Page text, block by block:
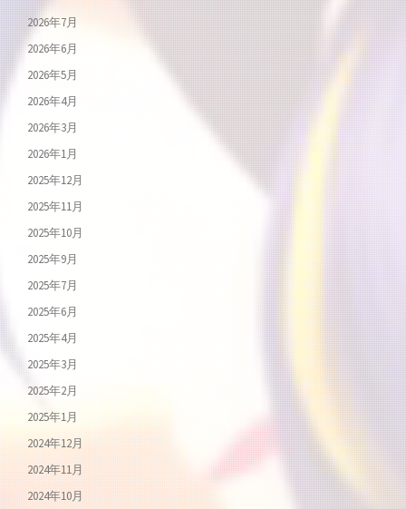
2026年7月
2026年6月
2026年5月
2026年4月
2026年3月
2026年1月
2025年12月
2025年11月
2025年10月
2025年9月
2025年7月
2025年6月
2025年4月
2025年3月
2025年2月
2025年1月
2024年12月
2024年11月
2024年10月